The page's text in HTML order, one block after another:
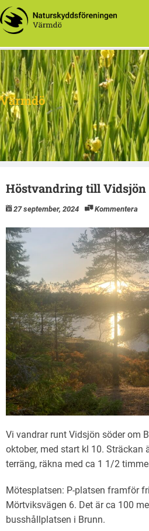
Värmdö
Höstvandring till Vidsjön
27 september, 2024 Kommentera
Vi vandrar runt Vidsjön söder om
oktober, med start kl 10. Sträckan
terräng, räkna med ca 1 1/2
Mötesplatsen: P-platsen framför
Mörtviksvägen 6. Det är ca 100
busshållplatsen i Brunn.